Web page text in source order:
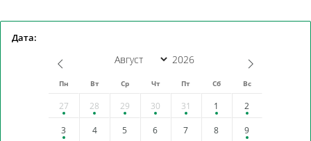
Дата:
Пн Вт Ср Чт Пт Сб Вс
27 28 29 30 31 1 2
3 4 5 6 7 8 9